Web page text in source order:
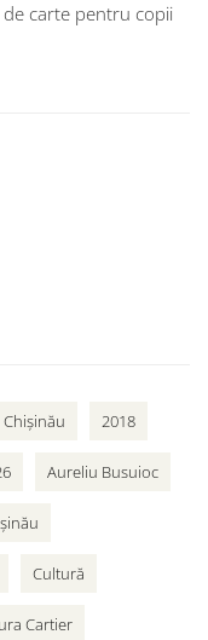
carte pentru copii
2018
Aureliu Busuioc
Cultură
Cartier